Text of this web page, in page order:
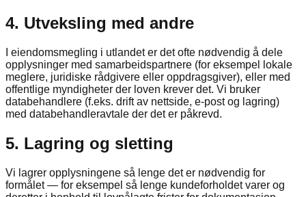
4. Utveksling med andre
I eiendomsmegling i utlandet er det ofte nødvendig å dele
opplysninger med samarbeidspartnere (for eksempel lokale
meglere, juridiske rådgivere eller oppdragsgiver), eller med
offentlige myndigheter der loven krever det. Vi bruker
databehandlere (f.eks. drift av nettside, e-post og lagring)
med databehandleravtale der det er påkrevd.
5. Lagring og sletting
Vi lagrer opplysningene så lenge det er nødvendig for
formålet — for eksempel så lenge kundeforholdet varer og